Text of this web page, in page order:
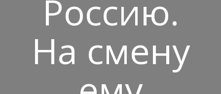
Россию.
На смену